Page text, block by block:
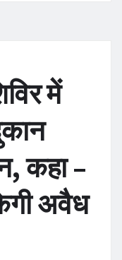
में
कहा –
अवैध